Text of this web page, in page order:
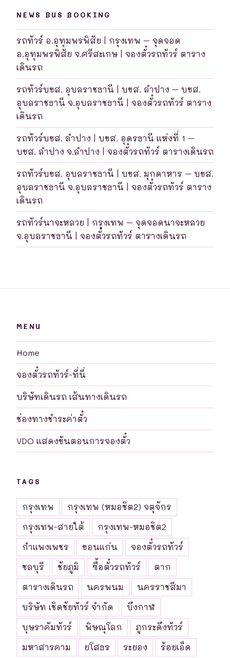
NEWS BUS BOOKING
รถทัวร์ อ.อุทุมพรพิสัย | กรุงเทพ – จุดจอด
อ.อุทุมพรพิสัย จ.ศรีสะเกษ | จองตั๋วรถทัวร์ ตาราง
เดินรถ
รถทัวร์บขส. อุบลราชธานี | บขส. ลำปาง – บขส.
อุบลราชธานี จ.อุบลราชธานี | จองตั๋วรถทัวร์ ตาราง
เดินรถ
รถทัวร์บขส. ลำปาง | บขส. อุดรธานี แห่งที่ 1 –
บขส. ลำปาง จ.ลำปาง | จองตั๋วรถทัวร์ ตารางเดินรถ
รถทัวร์บขส. อุบลราชธานี | บขส. มุกดาหาร – บขส.
อุบลราชธานี จ.อุบลราชธานี | จองตั๋วรถทัวร์ ตาราง
เดินรถ
รถทัวร์นาจะหลวย | กรุงเทพ – จุดจอดนาจะหลวย
จ.อุบลราชธานี | จองตั๋วรถทัวร์ ตารางเดินรถ
MENU
Home
จองตั๋วรถทัวร์-ที่นี่
บริษัทเดินรถ เส้นทางเดินรถ
ช่องทางชำระค่าตั๋ว
VDO แสดงขันตอนการจองตั๋ว
TAGS
กรุงเทพ
กรุงเทพ (หมอชิต2) จตุจักร
กรุงเทพ-สายใต้
กรุงเทพ-หมอชิต2
กำแพงเพชร
ขอนแก่น
จองตั๋วรถทัวร์
ชลบุรี
ชัยภูมิ ซื้อตั๋วรถทัวร์
ตาก
ตารางเดินรถ
นครพนม
นครราชสีมา
บริษัท เชิดชัยทัวร์ จำกัด
บึงกาฬ
บุษราคัมทัวร์
พิษณุโลก
ภูกระดึงทัวร์
มหาสารคาม
ยโสธร ระยอง
ร้อยเอ็ด